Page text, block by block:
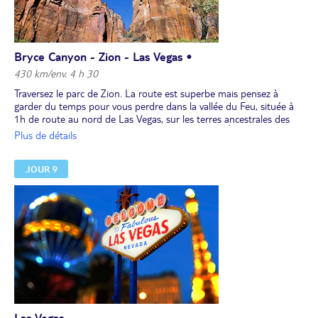
Bryce Canyon - Zion - Las Vegas •
430 km/env. 4 h 30
Traversez le parc de Zion. La route est superbe mais pensez à
garder du temps pour vous perdre dans la vallée du Feu, située à
1h de route au nord de Las Vegas, sur les terres ancestrales des
Indiens paiutes. Il s’agit d’une réserve gérée par l’État, non incluse
Vous y accédez en prenant la sortie 93 vers Logandale/Overton, et
rejoignez l'autoroute I-15 après la visite, au niveau de la sortie 75
(prévoir 3h). Puis, courte route (1h) pour Las Vegas.
Plus de détails
JOUR 9